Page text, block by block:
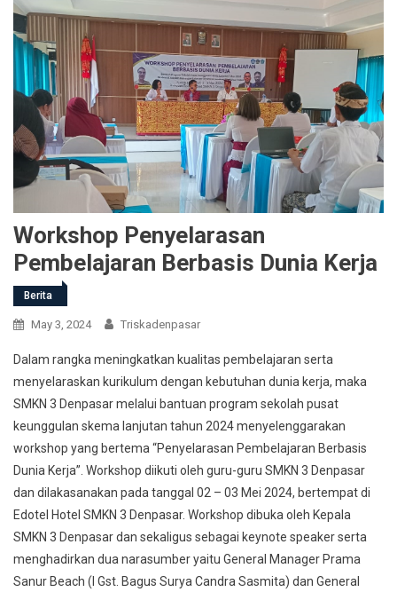
Workshop Penyelarasan
Pembelajaran Berbasis Dunia Kerja
Berita
May 3, 2024 Triskadenpasar
Dalam rangka meningkatkan kualitas pembelajaran serta
menyelaraskan kurikulum dengan kebutuhan dunia kerja, maka
SMKN 3 Denpasar melalui bantuan program sekolah pusat
keunggulan skema lanjutan tahun 2024 menyelenggarakan
workshop yang bertema “Penyelarasan Pembelajaran Berbasis
Dunia Kerja”. Workshop diikuti oleh guru-guru SMKN 3 Denpasar
dan dilakasanakan pada tanggal 02 – 03 Mei 2024, bertempat di
Edotel Hotel SMKN 3 Denpasar. Workshop dibuka oleh Kepala
SMKN 3 Denpasar dan sekaligus sebagai keynote speaker serta
menghadirkan dua narasumber yaitu General Manager Prama
Sanur Beach (I Gst. Bagus Surya Candra Sasmita) dan General